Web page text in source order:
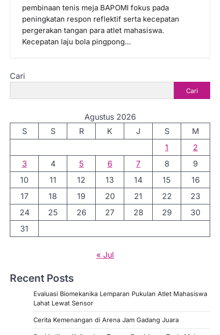
pembinaan tenis meja BAPOMI fokus pada
peningkatan respon reflektif serta kecepatan
pergerakan tangan para atlet mahasiswa.
Kecepatan laju bola pingpong…
Cari
Cari
Agustus 2026
S
S R K J S
M
1
2
3
4 5 6 7 8
9
10
11 12 13 14 15
16
17
18 19 20 21 22
23
24
25 26 27 28 29
30
31
« Jul
Recent Posts
Evaluasi Biomekanika Lemparan Pukulan Atlet Mahasiswa
Lahat Lewat Sensor
Cerita Kemenangan di Arena Jam Gadang Juara